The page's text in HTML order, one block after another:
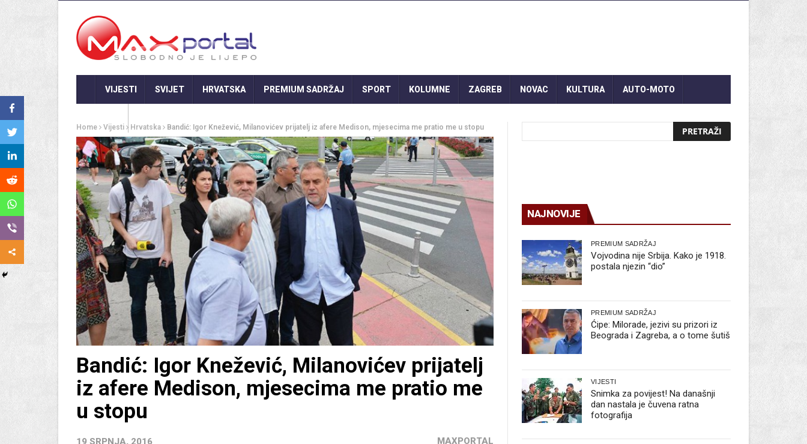
VIJESTI SVIJET HRVATSKA PREMIUM SADRŽAJ SPORT KOLUMNE ZAGREB NOVAC KULTURA AUTO-MOTO
Home Vijesti Hrvatska Bandić: Igor Knežević, Milanovićev prijatelj iz afere Medison, mjesecima me pratio me u stopu
Bandić: Igor Knežević, Milanovićev prijatelj
iz afere Medison, mjesecima me pratio me
u stopu
19 SRPNJA, 2016 MAXPORTAL
NAJNOVIJE
PREMIUM SADRŽAJ
Vojvodina nije Srbija. Kako je 1918.
postala njezin “dio”
PREMIUM SADRŽAJ
Ćipe: Milorade, jezivi su prizori iz
Beograda i Zagreba, a o tome šutiš
VIJESTI
Snimka za povijest! Na današnji
dan nastala je čuvena ratna
fotografija